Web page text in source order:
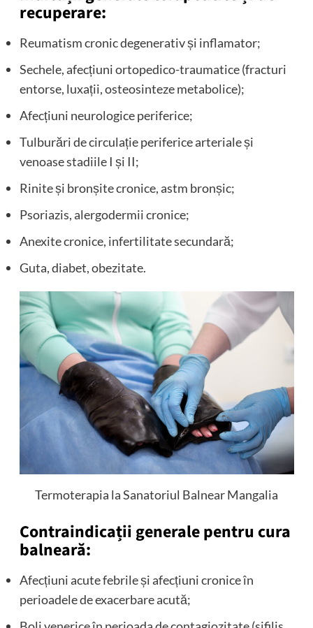
recuperare:
Reumatism cronic degenerativ și inflamator;
Sechele, afecțiuni ortopedico-traumatice (fracturi
entorse, luxații, osteosinteze metabolice);
Afecțiuni neurologice periferice;
Tulburări de circulație periferice arteriale și
venoase stadiile I și II;
Rinite și bronșite cronice, astm bronșic;
Psoriazis, alergodermii cronice;
Anexite cronice, infertilitate secundară;
Guta, diabet, obezitate.
Termoterapia la Sanatoriul Balnear Mangalia
Contraindicații generale pentru cura
balneară:
Afecțiuni acute febrile și afecțiuni cronice în
perioadele de exacerbare acută;